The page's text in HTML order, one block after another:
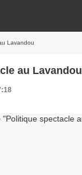
Lavandou
au Lavandou